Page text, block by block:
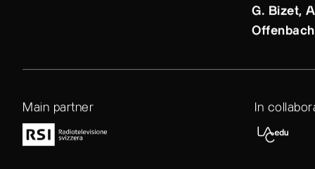
G. Bizet,
Main partner In